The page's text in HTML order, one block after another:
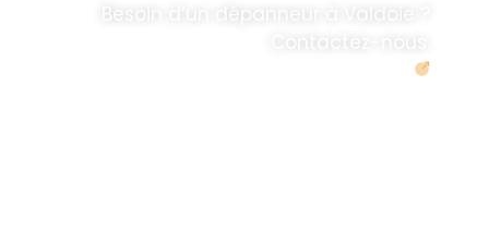
Besoin d’un dépanneur à Valdoie ?